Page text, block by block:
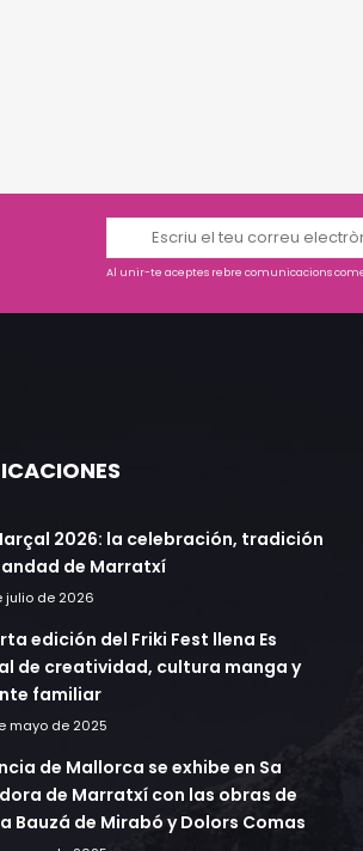
Al unir-te aceptes rebre comunicacions
2026: la celebración, tradición
de Marratxí
julio de 2026
edición del Friki Fest llena Es
de creatividad, cultura manga y
familiar
mayo de 2025
de Mallorca se exhibe en Sa
de Marratxí con las obras de
Bauzá de Mirabó y Dolors Comas